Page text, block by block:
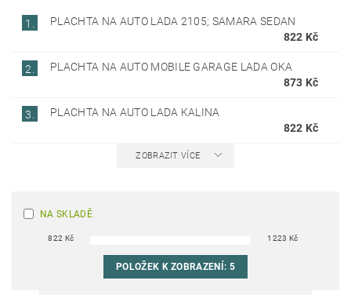
1.
PLACHTA NA AUTO LADA 2105; SAMARA SEDAN
822 Kč
2.
PLACHTA NA AUTO MOBILE GARAGE LADA OKA
873 Kč
3.
PLACHTA NA AUTO LADA KALINA
822 Kč
ZOBRAZIT VÍCE
NA SKLADĚ
822 Kč 1223 Kč
POLOŽEK K ZOBRAZENÍ: 5